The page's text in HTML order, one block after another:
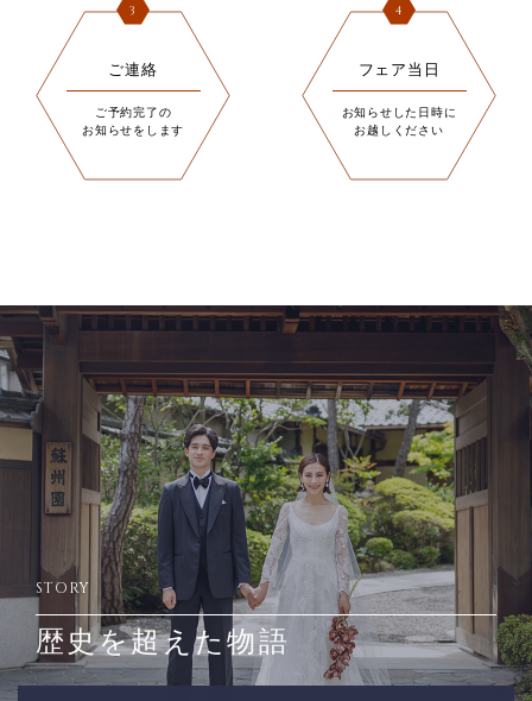
3
ご連絡
ご予約完了の
お知らせをします
4
フェア当日
お知らせした日時に
お越しください
STORY
歴史を超えた物語